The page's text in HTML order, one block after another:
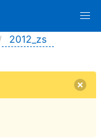
2012_zs